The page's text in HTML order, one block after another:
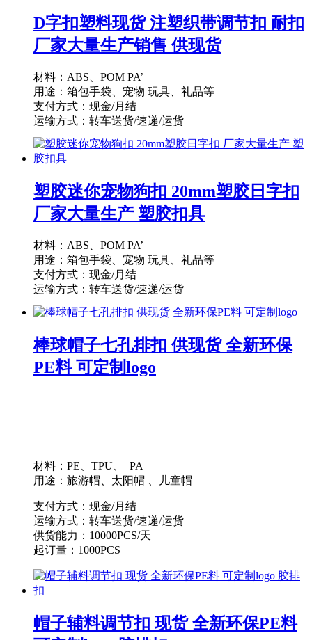
D字扣塑料现货 注塑织带调节扣 耐扣
厂家大量生产销售 供现货
材料：ABS、POM PA’
用途：箱包手袋、宠物 玩具、礼品等
支付方式：现金/月结
运输方式：转车送货/速递/运货
供货能力：10000PCS/天
起订量：1000PCS
塑胶迷你宠物狗扣 20mm塑胶日字扣
厂家大量生产 塑胶扣具
材料：ABS、POM PA’
用途：箱包手袋、宠物 玩具、礼品等
支付方式：现金/月结
运输方式：转车送货/速递/运货
供货能力：10000PCS/天
起订量：1000PCS
棒球帽子七孔排扣 供现货 全新环保
PE料 可定制logo
材料：PE、TPU、 PA
用途：旅游帽、太阳帽 、儿童帽
支付方式：现金/月结
运输方式：转车送货/速递/运货
供货能力：10000PCS/天
起订量：1000PCS
帽子辅料调节扣 现货 全新环保PE料